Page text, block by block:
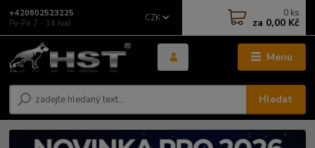
Menu
CZK
Hledat
+420602523225
Po-Pá 7 - 14 hod.
0 ks
za 0,00 Kč